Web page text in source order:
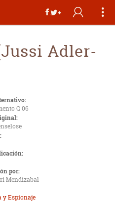
Adler-
Q 06
por:
Mendizabal
y Espionaje